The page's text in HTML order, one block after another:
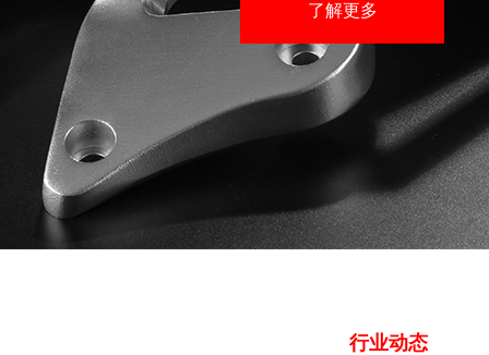
了解更多
行业动态